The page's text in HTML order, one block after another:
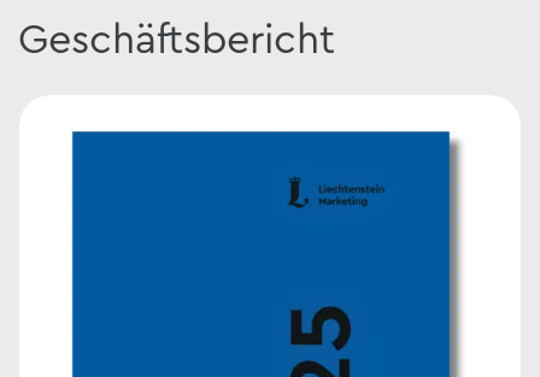
Geschäftsbericht